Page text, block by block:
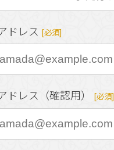
ドレス [必須]
ドレス（確認用） [必須]